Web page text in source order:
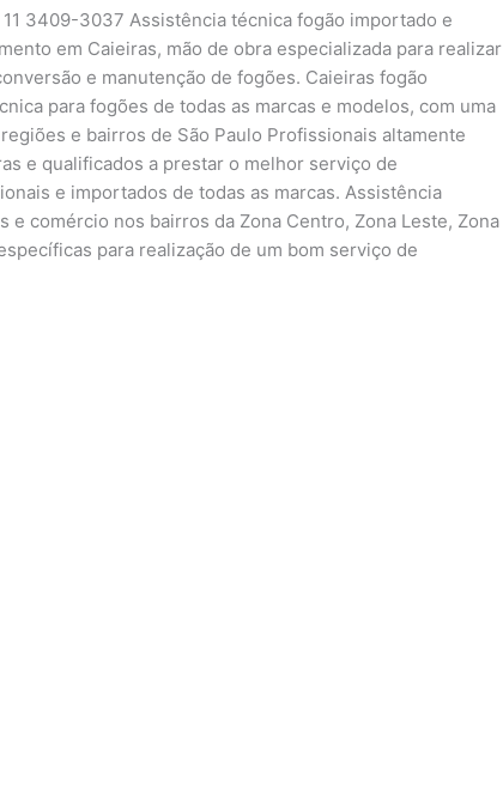
3409-3037 Assistência técnica fogão importado e
em Caieiras, mão de obra especializada para realizar
e manutenção de fogões. Caieiras fogão
para fogões de todas as marcas e modelos, com uma
e bairros de São Paulo Profissionais altamente
e qualificados a prestar o melhor serviço de
e importados de todas as marcas. Assistência
comércio nos bairros da Zona Centro, Zona Leste, Zona
para realização de um bom serviço de